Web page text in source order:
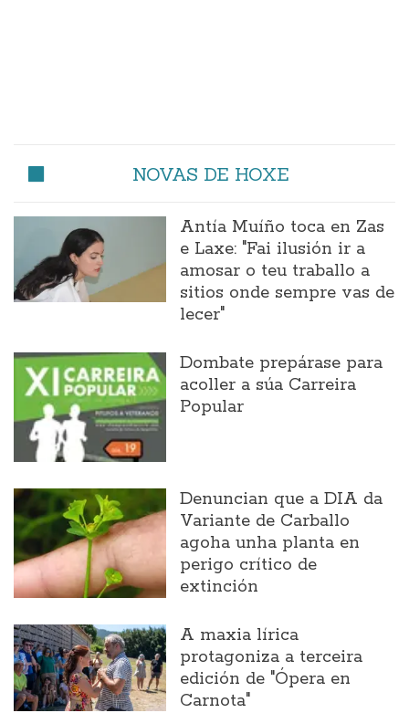
NOVAS DE HOXE
Antía Muíño toca en Zas
e Laxe: "Fai ilusión ir a
amosar o teu traballo a
sitios onde sempre vas de
lecer"
Dombate prepárase para
acoller a súa Carreira
Popular
Denuncian que a DIA da
Variante de Carballo
agoha unha planta en
perigo crítico de
extinción
A maxia lírica
protagoniza a terceira
edición de "Ópera en
Carnota"